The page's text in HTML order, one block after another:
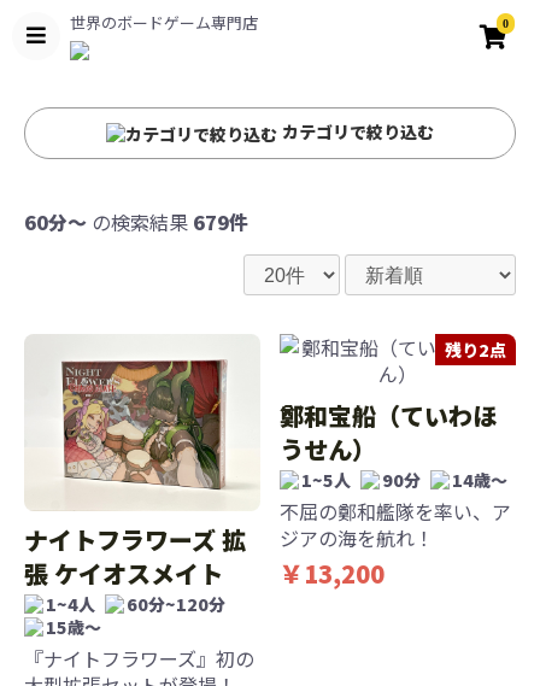
世界のボードゲーム専門店 0
カテゴリで絞り込む
60分〜 の検索結果 679件
ナイトフラワーズ 拡
張 ケイオスメイト
1~4人
60分~120分
15歳〜
『ナイトフラワーズ』初の
残り2点
鄭和宝船（ていわほ
うせん）
1~5人 90分 14歳〜
不屈の鄭和艦隊を率い、ア
ジアの海を航れ！
￥13,200